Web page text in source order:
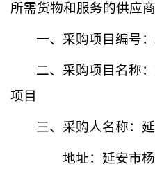
所需货物和服务的供应
一、采购项目编号：
二、采购项目名称
项目
三、采购人名称：
地址：延安市